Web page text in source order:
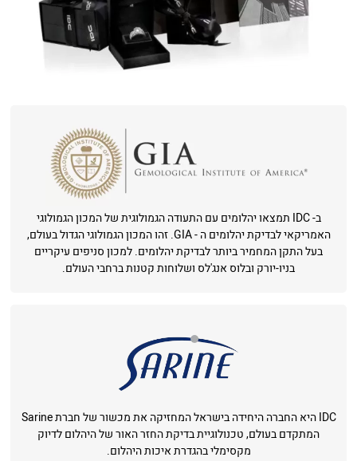
ב- IDC תמצאו יהלומים עם התעודה הגמולוגית של המכון הגמולוגי
האמריקאי לבדיקת יהלומים ה - GIA. זהו המכון הגמולוגי הגדול בעולם,
בעל התקן המחמיר ביותר לבדיקת יהלומים. למכון סניפים עיקריים
בניו-יורק ובלוס אנג'לס ושלוחות קטנות ברחבי העולם.
IDC היא החברה היחידה בישראל המחזיקה את מכשור של חברת Sarine
המתקדם בעולם, טכנולוגיית בדיקת החזר האור של היהלום לדיוק
מקסימלי בהגדרת איכות היהלום.